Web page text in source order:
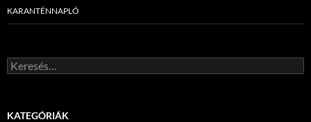
KARANTÉNNAPLÓ
Keresés:
KATEGÓRIÁK